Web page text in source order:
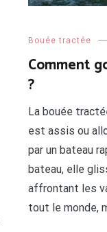
Bouée tractée
Comment
?
La bouée
est assis ou
par un bateau
bateau, elle
affrontant les
tout le monde,